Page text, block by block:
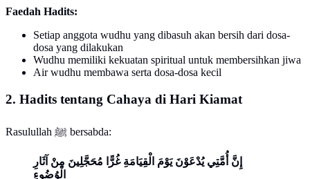
Faedah Hadits:
Setiap anggota wudhu yang dibasuh akan bersih dari dosa-
dosa yang dilakukan
Wudhu memiliki kekuatan spiritual untuk membersihkan jiwa
Air wudhu membawa serta dosa-dosa kecil
2. Hadits tentang Cahaya di Hari Kiamat
Rasulullah ﷺ bersabda:
إِنَّ أُمَّتِي يُدْعَوْنَ يَوْمَ الْقِيَامَةِ غُرًّا مُحَجَّلِينَ مِنْ آثَارِ
الْوُضُوءِ